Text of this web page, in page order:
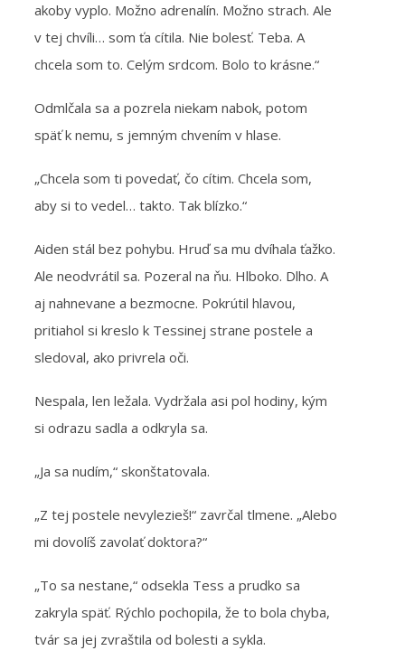
akoby vyplo. Možno adrenalín. Možno strach. Ale
v tej chvíli… som ťa cítila. Nie bolesť. Teba. A
chcela som to. Celým srdcom. Bolo to krásne.“
Odmlčala sa a pozrela niekam nabok, potom
späť k nemu, s jemným chvením v hlase.
„Chcela som ti povedať, čo cítim. Chcela som,
aby si to vedel… takto. Tak blízko.“
Aiden stál bez pohybu. Hruď sa mu dvíhala ťažko.
Ale neodvrátil sa. Pozeral na ňu. Hlboko. Dlho. A
aj nahnevane a bezmocne. Pokrútil hlavou,
pritiahol si kreslo k Tessinej strane postele a
sledoval, ako privrela oči.
Nespala, len ležala. Vydržala asi pol hodiny, kým
si odrazu sadla a odkryla sa.
„Ja sa nudím,“ skonštatovala.
„Z tej postele nevylezieš!“ zavrčal tlmene. „Alebo
mi dovolíš zavolať doktora?“
„To sa nestane,“ odsekla Tess a prudko sa
zakryla späť. Rýchlo pochopila, že to bola chyba,
tvár sa jej zvraštila od bolesti a sykla.